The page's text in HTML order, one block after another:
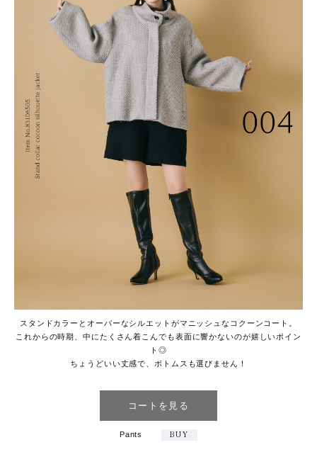
スタンドカラーとオーバーなシルエットがマニッシュなコクーンコート。
これからの時期、中にたくさん着こんでも表面に響かないのが嬉しいポイン
ト◎
ちょうどいい丈感で、ボトムスも選びません！
コートを見る
Pants BUY